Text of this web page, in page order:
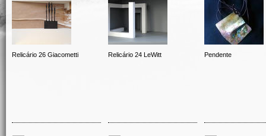
Relicário 26 Giacometti Relicário 24 LeWitt Pendente